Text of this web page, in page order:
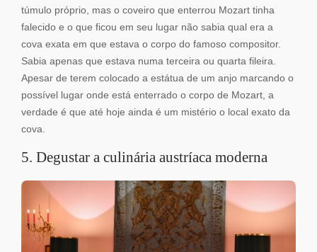
túmulo próprio, mas o coveiro que enterrou Mozart tinha
falecido e o que ficou em seu lugar não sabia qual era a
cova exata em que estava o corpo do famoso compositor.
Sabia apenas que estava numa terceira ou quarta fileira.
Apesar de terem colocado a estátua de um anjo marcando o
possível lugar onde está enterrado o corpo de Mozart, a
verdade é que até hoje ainda é um mistério o local exato da
cova.
5. Degustar a culinária austríaca moderna